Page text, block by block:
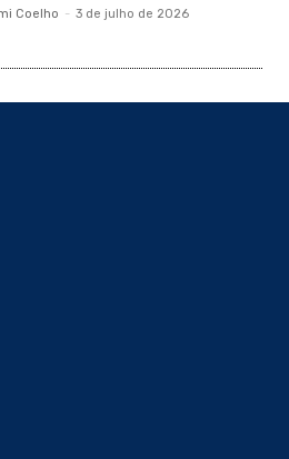
Coelho - 3 de julho de 2026